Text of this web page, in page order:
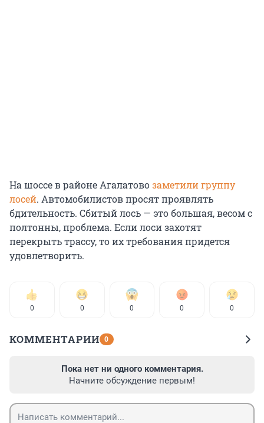
На шоссе в районе Агалатовозаметили группу
лосей. Автомобилистов просят проявлять
бдительность. Сбитый лось — это большая, весом с
полтонны, проблема. Если лоси захотят
перекрыть трассу, то их требования придется
удовлетворить.
0 0 0 0 0
КОММЕНТАРИИ 0
Пока нет ни одного комментария.
Начните обсуждение первым!